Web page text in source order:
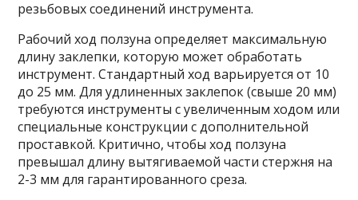
резьбовых соединений инструмента.
Рабочий ход ползуна определяет максимальную
длину заклепки, которую может обработать
инструмент. Стандартный ход варьируется от 10
до 25 мм. Для удлиненных заклепок (свыше 20 мм)
требуются инструменты с увеличенным ходом или
специальные конструкции с дополнительной
проставкой. Критично, чтобы ход ползуна
превышал длину вытягиваемой части стержня на
2-3 мм для гарантированного среза.